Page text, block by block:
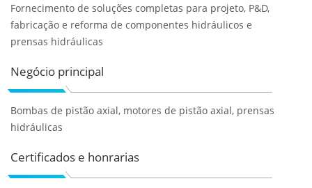
Fornecimento de soluções completas para projeto, P&D,
fabricação e reforma de componentes hidráulicos e
prensas hidráulicas
Negócio principal
Bombas de pistão axial, motores de pistão axial, prensas
hidráulicas
Certificados e honrarias